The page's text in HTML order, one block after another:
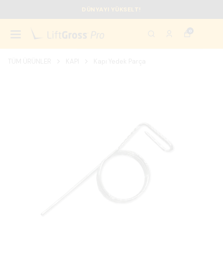
DÜNYAYI YÜKSELT!
0